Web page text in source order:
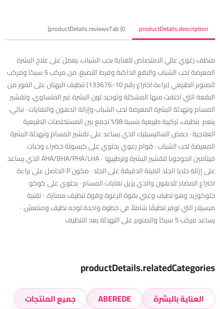
productDetails.description
productDetails.reviewsTab (0)
منظف ​​رغوي عالي الامتصاص للعناية بحب الشباب، يعمل على علاج البشرة
المعرضة لحب الشباب والبقع الداكنة وفرط التصبغ، من مركب 5 سيكا ومركب
الصنوبر الطبيعي (براءة اختراع رقم 10-133676) تنظيف البهتان على الفور من
البقعة التي اختفت منها المشكلة وتوحيد لون البشرة غير المتساوي، وتقشير
المسام وتهدئة البشرة المعرضة لحب الشباب وإزالة الدهون والنفايات · نباتي،
ينعم ينظيف، تركيبة طبيعية بنسبة 98% تجمع بين المستخلصات الطبيعية
العلاجية · حمض الساليسيليك الذي يساعد على تقشير المسام وتهدئة البشرة
المعرضة لحب الشباب · قوام رغوي يحتوي على كبسولة خضراء وحبات
فيتامين الجوجوبا لتقشير البشرة وترطيبها ‏ · AHA/BHA/PHA/LHA الذي يساعد
على إزالة خلايا الجلد الميتة الدقيقة على الجلد · مكون P الحاصل على براءة
اختراع المضاد للدهون والذي يزيل نفايات المسام · يحتوي على كوكو
جلوكوزيد وهو لطيف وغني بقوة الرغوة وقوة تنظيف ممتازة. · تقنية
ميسيلار التي توفر تنظيفًا شاملاً في خطوة واحدة لوجه نظيف ومنتعش. ·
يساعد مركب 5 سيكا والصنوبر على التهدئة بعد التنظيف
productDetails.relatedCategories
العناية بالبشرة ABEREDE جميع المنتجات